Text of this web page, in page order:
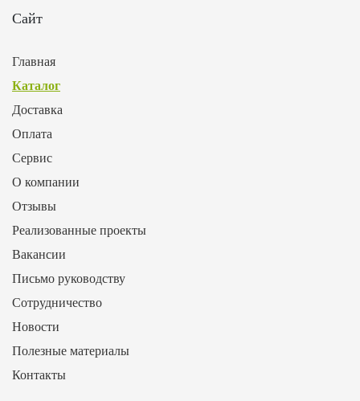
Сайт
Главная
Каталог
Доставка
Оплата
Сервис
О компании
Отзывы
Реализованные проекты
Вакансии
Письмо руководству
Сотрудничество
Новости
Полезные материалы
Контакты